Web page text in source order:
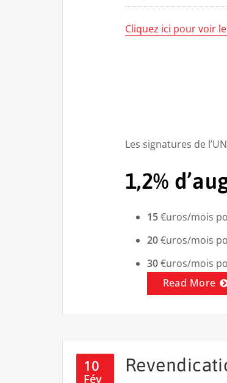
Cliquez ici pour voir
Les signatures de
1,2%
15€uros/mois
20€uros/mois
30€uros/mois
Read More
10
Fév